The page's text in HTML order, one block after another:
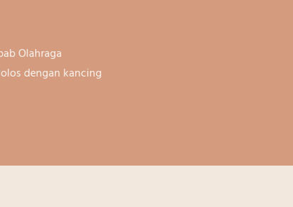
Olahraga
dengan kancing